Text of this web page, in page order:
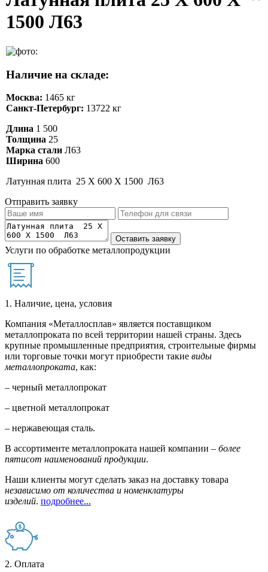
1500 Л63
Наличие на складе:
Москва: 1465 кг
Санкт-Петербург: 13722 кг
Длина 1 500
Толщина 25
Марка стали Л63
Ширина 600
Латунная плита 25 Х 600 Х 1500 Л63
Отправить заявку
Услуги по обработке металлопродукции
1. Наличие, цена, условия
Компания «Металлосплав» является поставщиком
металлопроката по всей территории нашей страны. Здесь
крупные промышленные предприятия, строительные фирмы
или торговые точки могут приобрести такие виды
металлопроката, как:
– черный металлопрокат
– цветной металлопрокат
– нержавеющая сталь.
В ассортименте металлопроката нашей компании – более
пятисот наименований продукции.
Наши клиенты могут сделать заказ на доставку товара
независимо от количества и номенклатуры
изделий. подробнее...
2. Оплата